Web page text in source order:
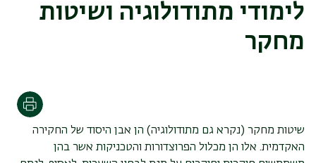
לימודי מתודולוגיה ושיטות
מחקר
שיטות מחקר (נקרא גם מתודולוגיה) הן אבן היסוד של החקירה
האקדמית. אלו הן מכלול הפרוצדורות והטכניקות אשר בהן